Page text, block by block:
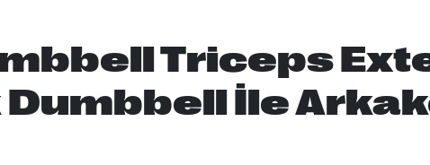
Triceps
İle